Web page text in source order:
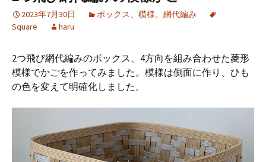
2023年7月30日 ボックス、 模様、 網代編み
Square
haru
2つ飛び網代編みのボックス、4方向を組み合わせた菱形
模様でかごを作ってみました。模様は側面に作り、ひも
の色を変えて明確化しました。